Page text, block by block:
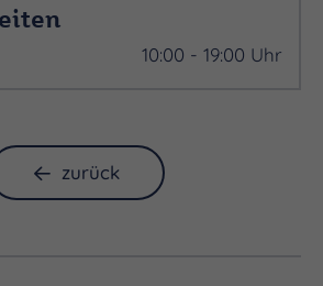
10:00 - 19:00 Uhr
zurück